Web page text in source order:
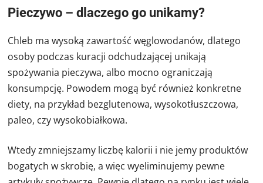
Pieczywo – dlaczego go unikamy?
Chleb ma wysoką zawartość węglowodanów, dlatego
osoby podczas kuracji odchudzającej unikają
spożywania pieczywa, albo mocno ograniczają
konsumpcję. Powodem mogą być również konkretne
diety, na przykład bezglutenowa, wysokotłuszczowa,
paleo, czy wysokobiałkowa.
Wtedy zmniejszamy liczbę kalorii i nie jemy produktów
bogatych w skrobię, a więc wyeliminujemy pewne